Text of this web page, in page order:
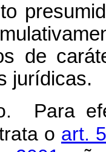
de
jurídicas.
Para
o art.